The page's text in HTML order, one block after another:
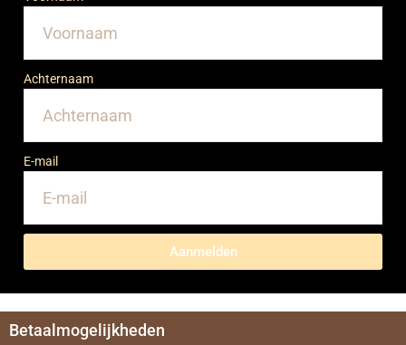
Achternaam
E-mail
Aanmelden
Betaalmogelijkheden